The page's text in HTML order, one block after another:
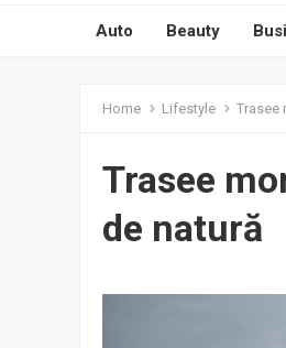
Auto Beauty
Home Lifestyle Trasee
Trasee
de natură